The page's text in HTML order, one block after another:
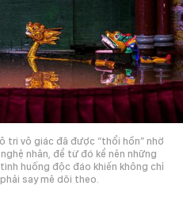
tri vô giác đã được “thổi hồn” nhờ
nhân, để từ đó kể nên những
huống độc đáo khiến không chỉ
say mê dõi theo.